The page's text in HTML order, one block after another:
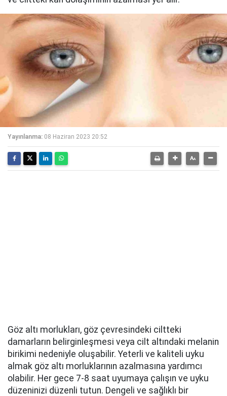
Yayınlanma: 08 Haziran 2023 20:52
Göz altı morlukları, göz çevresindeki ciltteki
damarların belirginleşmesi veya cilt altındaki melanin
birikimi nedeniyle oluşabilir. Yeterli ve kaliteli uyku
almak göz altı morluklarının azalmasına yardımcı
olabilir. Her gece 7-8 saat uyumaya çalışın ve uyku
düzeninizi düzenli tutun. Dengeli ve sağlıklı bir